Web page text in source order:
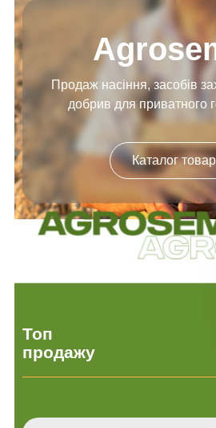
Продаж насіння, засобів
добрив для приватного
Каталог
Топ
продажу